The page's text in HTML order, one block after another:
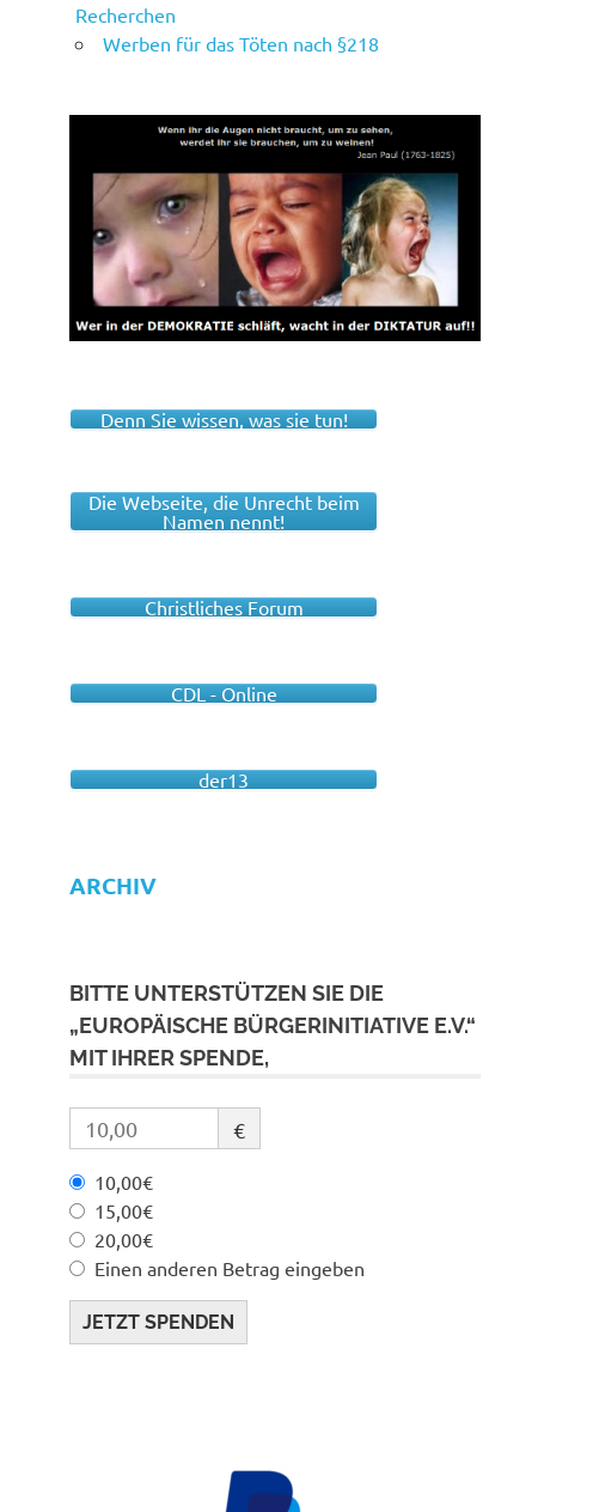
Recherchen
Werben für das Töten nach §218
Denn Sie wissen, was sie tun!
Die Webseite, die Unrecht beim
Namen nennt!
Christliches Forum
CDL - Online
der13
ARCHIV
BITTE UNTERSTÜTZEN SIE DIE
„EUROPÄISCHE BÜRGERINITIATIVE E.V.“
MIT IHRER SPENDE,
€
10,00€
15,00€
20,00€
Einen anderen Betrag eingeben
JETZT SPENDEN